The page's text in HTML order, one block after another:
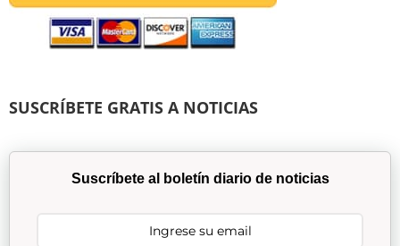
SUSCRÍBETE GRATIS A NOTICIAS
Suscríbete al boletín diario de noticias